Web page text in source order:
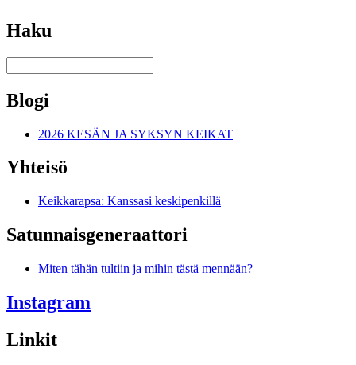
Haku
Blogi
2026 KESÄN JA SYKSYN KEIKAT
Yhteisö
Keikkarapsa: Kanssasi keskipenkillä
Satunnais­generaattori
Miten tähän tultiin ja mihin tästä mennään?
Instagram
Linkit